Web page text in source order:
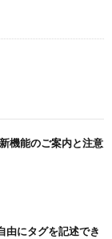
機能のご案内と注意
にタグを記述でき